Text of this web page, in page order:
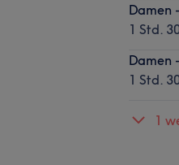
Damen
1 Std.
Damen
1 Std.
1